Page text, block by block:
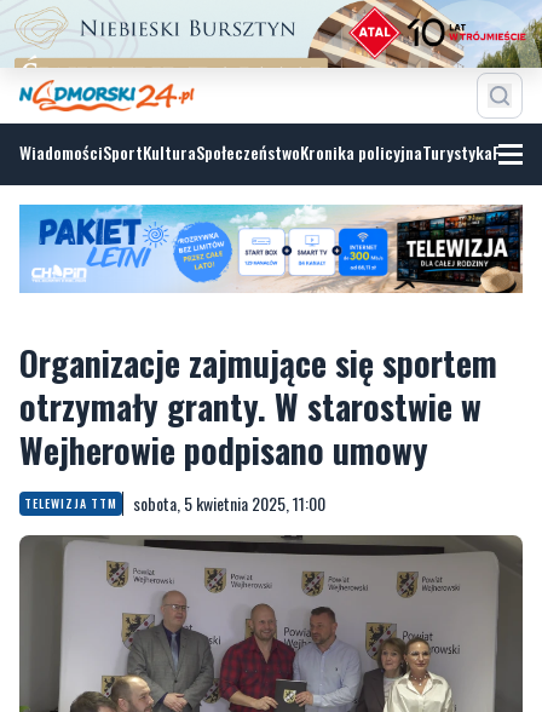
WiadomościSportKulturaSpołeczeństwoKronika policyjnaTurystyka
Organizacje zajmujące się sportem
otrzymały granty. W starostwie w
Wejherowie podpisano umowy
TELEWIZJA TTM sobota, 5 kwietnia 2025, 11:00